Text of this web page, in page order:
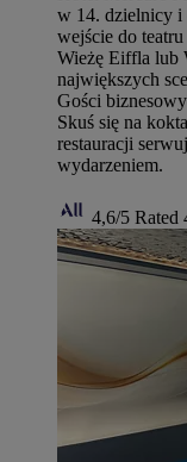
w 14. dzielnicy i
wejście do
Wieżę Eiffla lub
największych
Gości
Skuś się na
restauracji
wydarzeniem.
4,6/5 Rated